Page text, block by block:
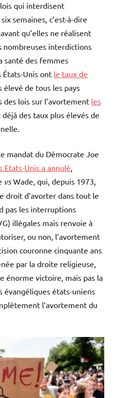
qui interdisent
semaines, c’est-à-dire
qu’elles ne réalisent
nombreuses interdictions
santé des femmes
États-Unis ont le taux de
élevé de tous les pays
des lois sur l’avortement les
des taux plus élevés de
mandat du Démocrate Joe
Etats-Unis a annulé,
vsWade, qui, depuis 1973,
droit d’avorter dans tout le
pas les interruptions
illégales mais renvoie à
ou non, l’avortement
couronne cinquante ans
par la droite religieuse,
énorme victoire, mais pas la
évangéliques états-uniens
l’avortement du